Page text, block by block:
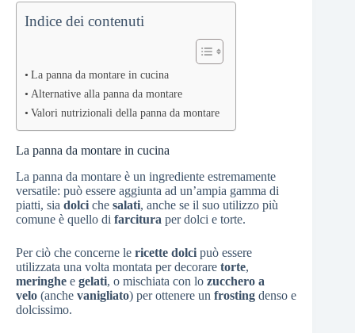
Indice dei contenuti
La panna da montare in cucina
Alternative alla panna da montare
Valori nutrizionali della panna da montare
La panna da montare in cucina
La panna da montare è un ingrediente estremamente
versatile: può essere aggiunta ad un’ampia gamma di
piatti, sia dolci che salati, anche se il suo utilizzo più
comune è quello di farcitura per dolci e torte.
Per ciò che concerne le ricette dolci può essere
utilizzata una volta montata per decorare torte,
meringhe e gelati, o mischiata con lo zucchero a
velo (anche vanigliato) per ottenere un frosting denso e
dolcissimo.